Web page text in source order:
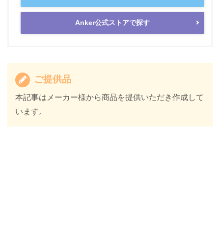
Anker公式ストアで探す
ご提供品
本記事はメーカー様から商品を提供いただき作成して
います。